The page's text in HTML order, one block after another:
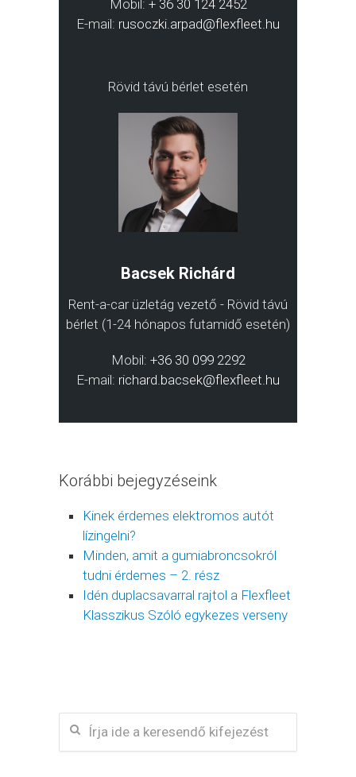
Mobil: + 36 30 124 2452
E-mail: rusoczki.arpad@flexfleet.hu
Rövid távú bérlet esetén
Bacsek Richárd
Rent-a-car üzletág vezető - Rövid távú
bérlet (1-24 hónapos futamidő esetén)
Mobil: +36 30 099 2292
E-mail: richard.bacsek@flexfleet.hu
Korábbi bejegyzéseink
Kinek érdemes elektromos autót
lízingelni?
Minden, amit a gumiabroncsokról
tudni érdemes – 2. rész
Idén duplacsavarral rajtol a Flexfleet
Klasszikus Szóló egykezes verseny